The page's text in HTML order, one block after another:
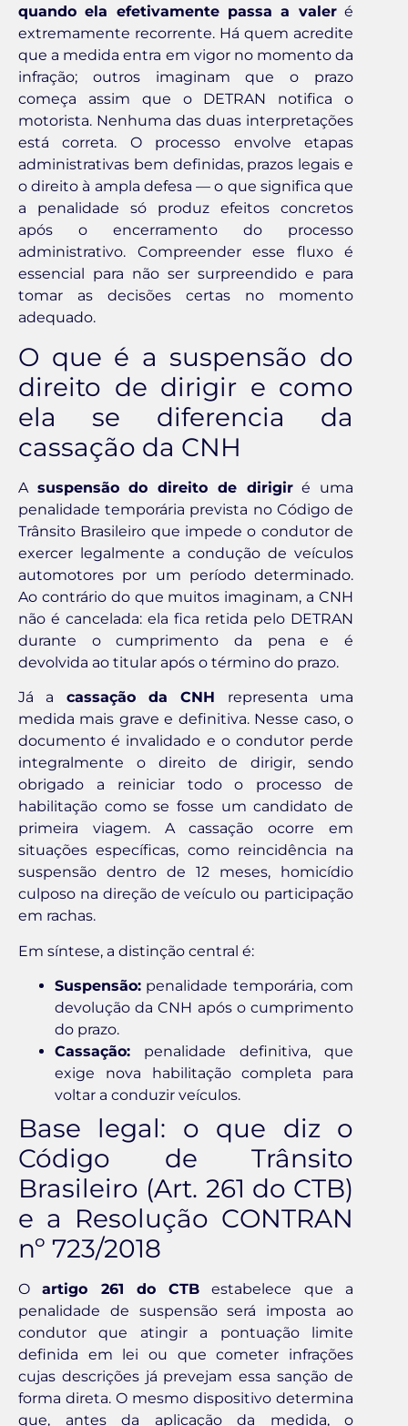
quando ela efetivamente passa a valeré
extremamente recorrente. Há quem acredite
que a medida entra em vigor no momento da
infração; outros imaginam que o prazo
começa assim que o DETRAN notifica o
motorista. Nenhuma das duas interpretações
está correta. O processo envolve etapas
administrativas bem definidas, prazos legais e
o direito à ampla defesa — o que significa que
a penalidade só produz efeitos concretos
após o encerramento do processo
administrativo. Compreender esse fluxo é
essencial para não ser surpreendido e para
tomar as decisões certas no momento
adequado.
O que é a suspensão do
direito de dirigir e como
ela se diferencia da
cassação da CNH
A suspensão do direito de dirigiré uma
penalidade temporária prevista no Código de
Trânsito Brasileiro que impede o condutor de
exercer legalmente a condução de veículos
automotores por um período determinado.
Ao contrário do que muitos imaginam, a CNH
não é cancelada: ela fica retida pelo DETRAN
durante o cumprimento da pena e é
devolvida ao titular após o término do prazo.
Já a cassação da CNH representa uma
medida mais grave e definitiva. Nesse caso, o
documento é invalidado e o condutor perde
integralmente o direito de dirigir, sendo
obrigado a reiniciar todo o processo de
habilitação como se fosse um candidato de
primeira viagem. A cassação ocorre em
situações específicas, como reincidência na
suspensão dentro de 12 meses, homicídio
culposo na direção de veículo ou participação
em rachas.
Em síntese, a distinção central é:
Suspensão: penalidade temporária, com
devolução da CNH após o cumprimento
do prazo.
Cassação: penalidade definitiva, que
exige nova habilitação completa para
voltar a conduzir veículos.
Base legal: o que diz o
Código de Trânsito
Brasileiro (Art. 261 do CTB)
e a Resolução CONTRAN
nº 723/2018
Oartigo 261 do CTB estabelece que a
penalidade de suspensão será imposta ao
condutor que atingir a pontuação limite
definida em lei ou que cometer infrações
cujas descrições já prevejam essa sanção de
forma direta. O mesmo dispositivo determina
que, antes da aplicação da medida, o